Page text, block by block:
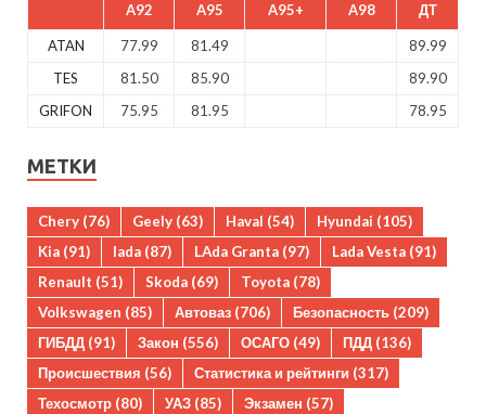
A92 A95 A95+ A98 ДТ
ATAN 77.99 81.49
89.99
TES
81.50 85.90
89.90
GRIFON
75.95 81.95 78.95
МЕТКИ
Chery (76) Geely (63) Haval (54) Hyundai (105)
Kia (91) lada (87) LAda Granta (97) Lada Vesta (91)
Renault (51) Skoda (69) Toyota (78)
Volkswagen (85) Автоваз (706) Безопасность (209)
ГИБДД (91) Закон (556) ОСАГО (49) ПДД (136)
Происшествия (56) Статистика и рейтинги (317)
Техосмотр (80) УАЗ (85) Экзамен (57)